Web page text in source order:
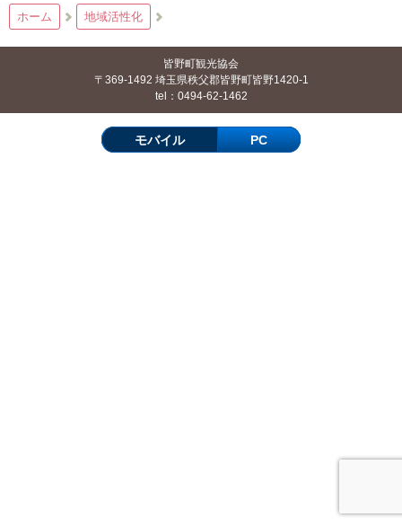
ホーム 地域活性化
皆野町観光協会
〒369-1492 埼玉県秩父郡皆野町皆野1420-1
tel：0494-62-1462
モバイル PC